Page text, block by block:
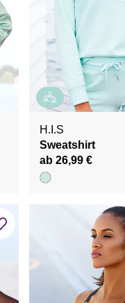
H.I.S
Sweatshirt
ab 26,99 €